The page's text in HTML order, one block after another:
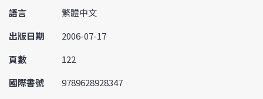
語言
繁體中文
出版日期
2006-07-17
頁數
122
國際書號
9789628928347